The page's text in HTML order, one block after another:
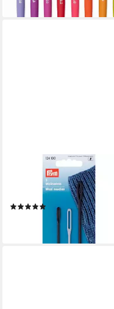
Stricknadeln Wollnadel
sortiert 3 St
(1)
lieferbar in 2 Wochen